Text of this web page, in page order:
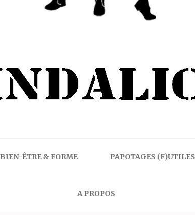
BIEN-ÊTRE & FORME PAPOTAGES (F)UTILES
A PROPOS